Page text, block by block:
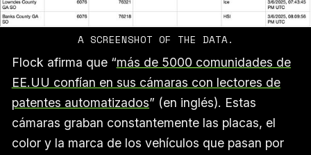
A SCREENSHOT OF THE DATA.
Flock afirma que “más de 5000 comunidades de
EE.UU confían en sus cámaras con lectores de
patentes automatizados” (en inglés). Estas
cámaras graban constantemente las placas, el
color y la marca de los vehículos que pasan por